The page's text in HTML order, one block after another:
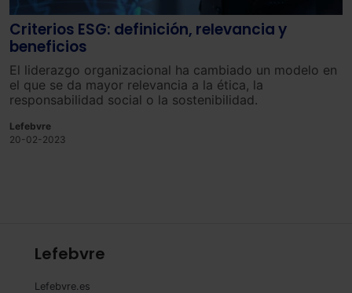
Criterios ESG: definición, relevancia y
beneficios
El liderazgo organizacional ha cambiado un modelo en
el que se da mayor relevancia a la ética, la
responsabilidad social o la sostenibilidad.
Lefebvre
20-02-2023
Lefebvre
Lefebvre.es